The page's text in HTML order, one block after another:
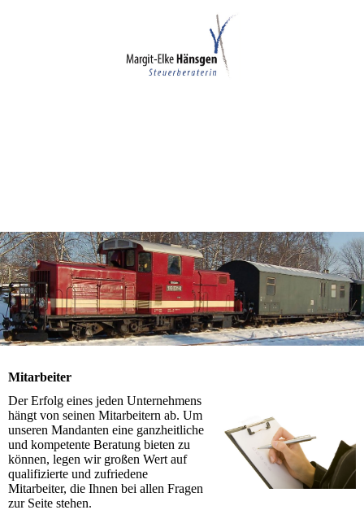
Mitarbeiter
Der Erfolg eines jeden Unternehmens
hängt von seinen Mitarbeitern ab. Um
unseren Mandanten eine ganzheitliche
und kompetente Beratung bieten zu
können, legen wir großen Wert auf
qualifizierte und zufriedene
Mitarbeiter, die Ihnen bei allen Fragen
zur Seite stehen.